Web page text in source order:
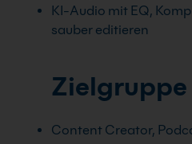
KI-Audio mit EQ,
sauber editieren
Zielgruppe
Content Creator,